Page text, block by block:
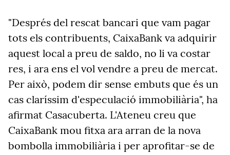
"Després del rescat bancari que vam pagar
tots els contribuents, CaixaBank va adquirir
aquest local a preu de saldo, no li va costar
res, i ara ens el vol vendre a preu de mercat.
Per això, podem dir sense embuts que és un
cas claríssim d'especulació immobiliària", ha
afirmat Casacuberta. L'Ateneu creu que
CaixaBank mou fitxa ara arran de la nova
bombolla immobiliària i per aprofitar-se de